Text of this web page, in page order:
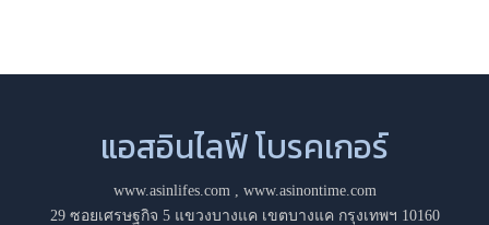
แอสอินไลฟ์ โบรคเกอร์
www.asinlifes.com, www.asinontime.com
29 ซอยเศรษฐกิจ 5 แขวงบางแค เขตบางแค กรุงเทพฯ 10160